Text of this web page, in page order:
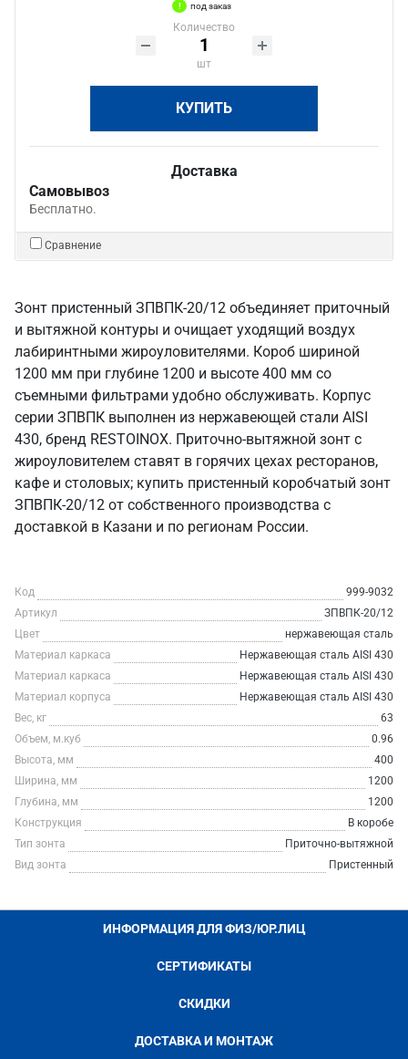
под заказ
Количество
шт
КУПИТЬ
Доставка
Самовывоз
Бесплатно.
Сравнение
Зонт пристенный ЗПВПК-20/12 объединяет приточный
и вытяжной контуры и очищает уходящий воздух
лабиринтными жироуловителями. Короб шириной
1200 мм при глубине 1200 и высоте 400 мм со
съемными фильтрами удобно обслуживать. Корпус
серии ЗПВПК выполнен из нержавеющей стали AISI
430, бренд RESTOINOX. Приточно-вытяжной зонт с
жироуловителем ставят в горячих цехах ресторанов,
кафе и столовых; купить пристенный коробчатый зонт
ЗПВПК-20/12 от собственного производства с
доставкой в Казани и по регионам России.
Код
999-9032
Артикул
ЗПВПК-20/12
Цвет
нержавеющая сталь
Материал каркаса
Нержавеющая сталь AISI 430
Материал каркаса
Нержавеющая сталь AISI 430
Материал корпуса
Нержавеющая сталь AISI 430
Вес, кг
63
Объем, м.куб
0.96
Высота, мм
400
Ширина, мм
1200
Глубина, мм
1200
Конструкция
В коробе
Тип зонта
Приточно-вытяжной
Вид зонта
Пристенный
ИНФОРМАЦИЯ ДЛЯ ФИЗ/ЮР.ЛИЦ
СЕРТИФИКАТЫ
СКИДКИ
ДОСТАВКА И МОНТАЖ